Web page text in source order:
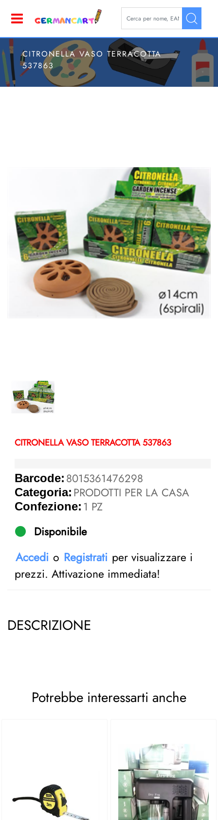
La modifica di un filtro
CITRONELLA VASO TERRACOTTA
537863
CITRONELLA VASO TERRACOTTA 537863
Barcode: 8015361476298
Categoria: PRODOTTI PER LA CASA
Confezione: 1 PZ
Disponibile
Accedi o Registrati per visualizzare i
prezzi. Attivazione immediata!
DESCRIZIONE
Potrebbe interessarti anche